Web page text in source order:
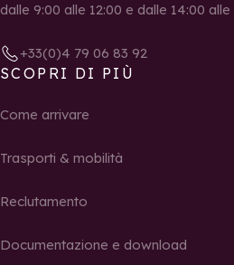
dalle 9:00 alle 12:00 e dalle 14:00 alle
+33(0)4 79 06 83 92
SCOPRI DI PIÙ
Come arrivare
Trasporti & mobilità
Reclutamento
Documentazione e download